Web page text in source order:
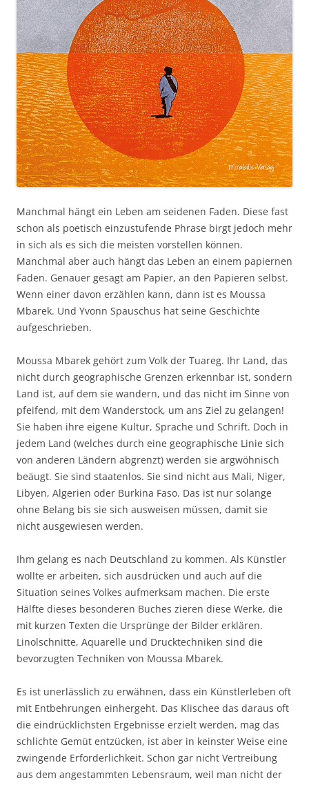
Manchmal hängt ein Leben am seidenen Faden. Diese fast
schon als poetisch einzustufende Phrase birgt jedoch mehr
in sich als es sich die meisten vorstellen können.
Manchmal aber auch hängt das Leben an einem papiernen
Faden. Genauer gesagt am Papier, an den Papieren selbst.
Wenn einer davon erzählen kann, dann ist es Moussa
Mbarek. Und Yvonn Spauschus hat seine Geschichte
aufgeschrieben.
Moussa Mbarek gehört zum Volk der Tuareg. Ihr Land, das
nicht durch geographische Grenzen erkennbar ist, sondern
Land ist, auf dem sie wandern, und das nicht im Sinne von
pfeifend, mit dem Wanderstock, um ans Ziel zu gelangen!
Sie haben ihre eigene Kultur, Sprache und Schrift. Doch in
jedem Land (welches durch eine geographische Linie sich
von anderen Ländern abgrenzt) werden sie argwöhnisch
beäugt. Sie sind staatenlos. Sie sind nicht aus Mali, Niger,
Libyen, Algerien oder Burkina Faso. Das ist nur solange
ohne Belang bis sie sich ausweisen müssen, damit sie
nicht ausgewiesen werden.
Ihm gelang es nach Deutschland zu kommen. Als Künstler
wollte er arbeiten, sich ausdrücken und auch auf die
Situation seines Volkes aufmerksam machen. Die erste
Hälfte dieses besonderen Buches zieren diese Werke, die
mit kurzen Texten die Ursprünge der Bilder erklären.
Linolschnitte, Aquarelle und Drucktechniken sind die
bevorzugten Techniken von Moussa Mbarek.
Es ist unerlässlich zu erwähnen, dass ein Künstlerleben oft
mit Entbehrungen einhergeht. Das Klischee das daraus oft
die eindrücklichsten Ergebnisse erzielt werden, mag das
schlichte Gemüt entzücken, ist aber in keinster Weise eine
zwingende Erforderlichkeit. Schon gar nicht Vertreibung
aus dem angestammten Lebensraum, weil man nicht der